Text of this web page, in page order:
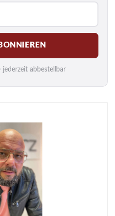
M
a
i
l
*
jederzeit abbestellbar